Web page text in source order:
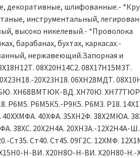
декоративные, шлифованные.-
инструментальный,
высоко никелевый.- *Проволока
барабанах, бухтах, каркасах.-
нержавеющий.Запорная и
08Х20Н14С2. 08Х17Н15М3Т.
20Х23Н18. 06ХН28МДТ.
ХН68ВМТЮК-ВД. ХН70Ю.
Р6М5. Р6М5К5.-Р9К5. Р6М3. Р18.
40ХХМФА. 40ХФА. 35ХН2Ф. 38Х2МЮА.
38ХС. 20Х2Н4А. 20ХН3А.-12Х2Н4А-Ш.
Ст35. Ст40. Ст45. 09Г2С. 12ХМФ.
Н-ВИ. Х20Н8О-Н-ВИ. Х20Н80-Н.-